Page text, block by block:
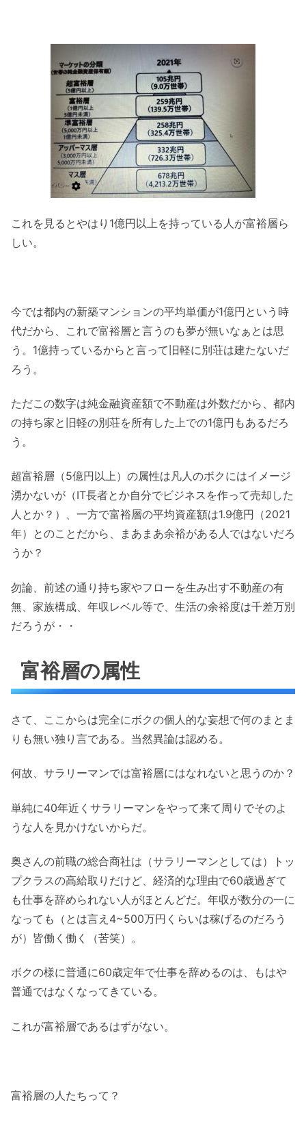
これを見るとやはり1億円以上を持っている人が富裕層ら
しい。
今では都内の新築マンションの平均単価が1億円という時
代だから、これで富裕層と言うのも夢が無いなぁとは思
う。1億持っているからと言って旧軽に別荘は建たないだ
ろう。
ただこの数字は純金融資産額で不動産は外数だから、都内
の持ち家と旧軽の別荘を所有した上での1億円もあるだろ
う。
超富裕層（5億円以上）の属性は凡人のボクにはイメージ
湧かないが（IT長者とか自分でビジネスを作って売却した
人とか？）、一方で富裕層の平均資産額は1.9億円（2021
年）とのことだから、まあまあ余裕がある人ではないだろ
うか？
勿論、前述の通り持ち家やフローを生み出す不動産の有
無、家族構成、年収レベル等で、生活の余裕度は千差万別
だろうが・・
富裕層の属性
さて、ここからは完全にボクの個人的な妄想で何のまとま
りも無い独り言である。当然異論は認める。
何故、サラリーマンでは富裕層にはなれないと思うのか？
単純に40年近くサラリーマンをやって来て周りでそのよ
うな人を見かけないからだ。
奥さんの前職の総合商社は（サラリーマンとしては）トッ
プクラスの高給取りだけど、経済的な理由で60歳過ぎて
も仕事を辞められない人がほとんどだ。年収が数分の一に
なっても（とは言え4~500万円くらいは稼げるのだろう
が）皆働く働く（苦笑）。
ボクの様に普通に60歳定年で仕事を辞めるのは、もはや
普通ではなくなってきている。
これが富裕層であるはずがない。
富裕層の人たちって？